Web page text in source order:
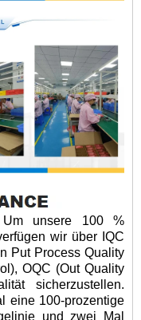
unsere 100 %
wir über IQC
Put Process Quality
OQC (Out Quality
sicherzustellen.
eine 100-prozentige
und zwei Mal